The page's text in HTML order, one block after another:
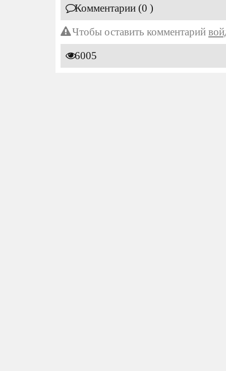
Комментарии (0 )
Чтобы оставить комментарий
6005